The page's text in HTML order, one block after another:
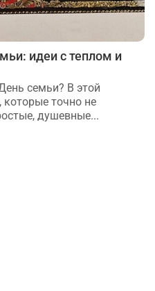
идеи с теплом и
семьи? В этой
точно не
душевные...